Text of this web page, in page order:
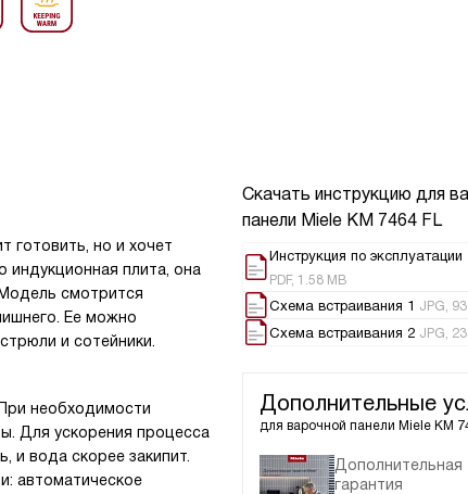
Скачать инструкцию для
панели Miele KM 7464 FL
Инструкция по эксплуатации
PDF, 1.58 MB
Схема встраивания 1 JPG,
Схема встраивания 2 JPG,
Дополнительные
для варочной панели Miele KM
Дополнительная
гарантия
готовить, но и хочет
индукционная плита, она
смотрится
Ее можно
и сотейники.
необходимости
Для ускорения процесса
и вода скорее закипит.
автоматическое